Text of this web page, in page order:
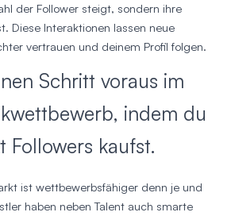
der Follower steigt, sondern ihre
Diese Interaktionen lassen neue
vertrauen und deinem Profil folgen.
Schritt voraus im
indem du
Followers kaufst.
ist wettbewerbsfähiger denn je und
haben neben Talent auch smarte